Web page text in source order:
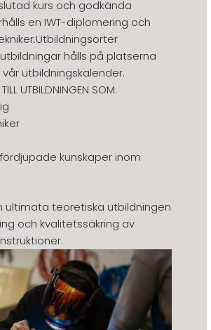
kurs och godkända
en IWT-diplomering och
hålls på platserna
utbildningskalender.
UTBILDNINGEN SOM:
kunskaper inom
ultimata teoretiska utbildningen
och kvalitetssäkring av